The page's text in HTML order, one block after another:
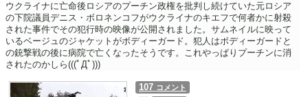
ウクライナに亡命後ロシアのプーチン政権を批判し続けていた元ロシア
の下院議員デニス・ボロネンコフがウクライナのキエフで何者かに射殺
された事件でその犯行時の映像が公開されました。サムネイルに映って
いるベージュのジャケットがボディーガード。犯人はボディーガードと
の銃撃戦の後に病院で亡くなったそうです。これやっぱりプーチンに消
されたのかしら(((ﾟДﾟ)))
107 コメント